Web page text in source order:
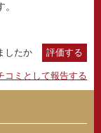
したか 評価する
コミとして報告する